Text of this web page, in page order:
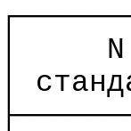
N
│